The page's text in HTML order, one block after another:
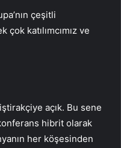
çeşitli
katılımcımız ve
açık. Bu sene
hibrit olarak
her köşesinden